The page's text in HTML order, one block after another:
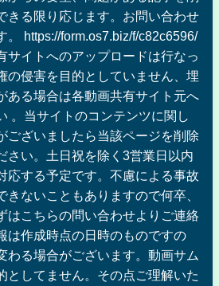
きる限り応じます。お問い合わせ
。 https://form.os7.biz/f/c82c6596/
サイトへのアップロードは行なっ
の侵害を目的としていません、埋
ある場合は各動画共有サイト元へ
。当サイトのコンテンツに関し
ございましたら当該ページを削除
さい。土日祝を除く3営業日以内
応する予定です。不慮による事故
きないこともありますので何卒、
はこちらの問い合わせよりご連絡
は作成時点の日時のものですの
わる場合がございます。動画サム
としてません。その点ご理解いた